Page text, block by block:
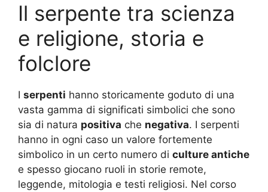
Il serpente tra scienza
e religione, storia e
folclore
I serpenti hanno storicamente goduto di una
vasta gamma di significati simbolici che sono
sia di natura positiva che negativa. I serpenti
hanno in ogni caso un valore fortemente
simbolico in un certo numero di culture antiche
e spesso giocano ruoli in storie remote,
leggende, mitologia e testi religiosi. Nel corso